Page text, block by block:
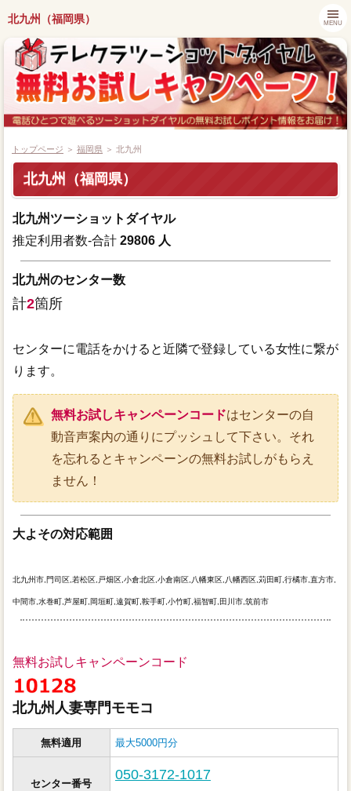
北九州（福岡県） MENU
都道府県別キャンペーン情報
ツーショットダイヤル番組紹介
アプリでツーショットダイヤル
トップページ ＞ 福岡県 ＞ 北九州
北九州（福岡県）
北九州ツーショットダイヤル
推定利用者数-合計 29806 人
北九州のセンター数
計2箇所
センターに電話をかけると近隣で登録している女性に繋が
ります。
無料お試しキャンペーンコードはセンターの自
動音声案内の通りにプッシュして下さい。それ
を忘れるとキャンペーンの無料お試しがもらえ
ません！
大よその対応範囲
北九州市,門司区,若松区,戸畑区,小倉北区,小倉南区,八幡東区,八幡西区,苅田町,行橘市,直方市,
中間市,水巻町,芦屋町,岡垣町,遠賀町,鞍手町,小竹町,福智町,田川市,筑前市
無料お試しキャンペーンコード
北九州人妻専門モモコ
無料適用 最大5000円分
センター番号
050-3172-1017